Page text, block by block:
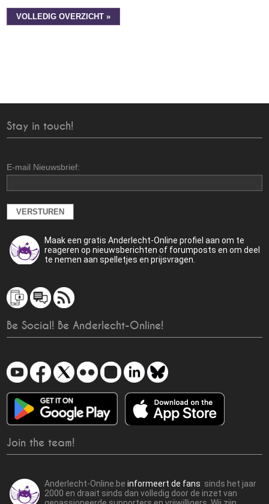
VOLLEDIG OVERZICHT »
Stay in touch!
E-mail Nieuwsbrief:
Maak een gratis Anderlecht-Online profiel aan om te
reageren op nieuwsberichten of forumposts en om deel
te nemen aan spelletjes en prijsvragen.
Be Social! Be Anderlecht-Online!
Join the team!
Anderlecht-Online.beinformeert de fans sinds het jaar
2000 en draait sinds dan volledig door de inzet van